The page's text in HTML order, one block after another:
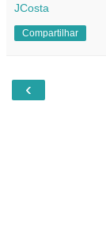
JCosta
Compartilhar
‹